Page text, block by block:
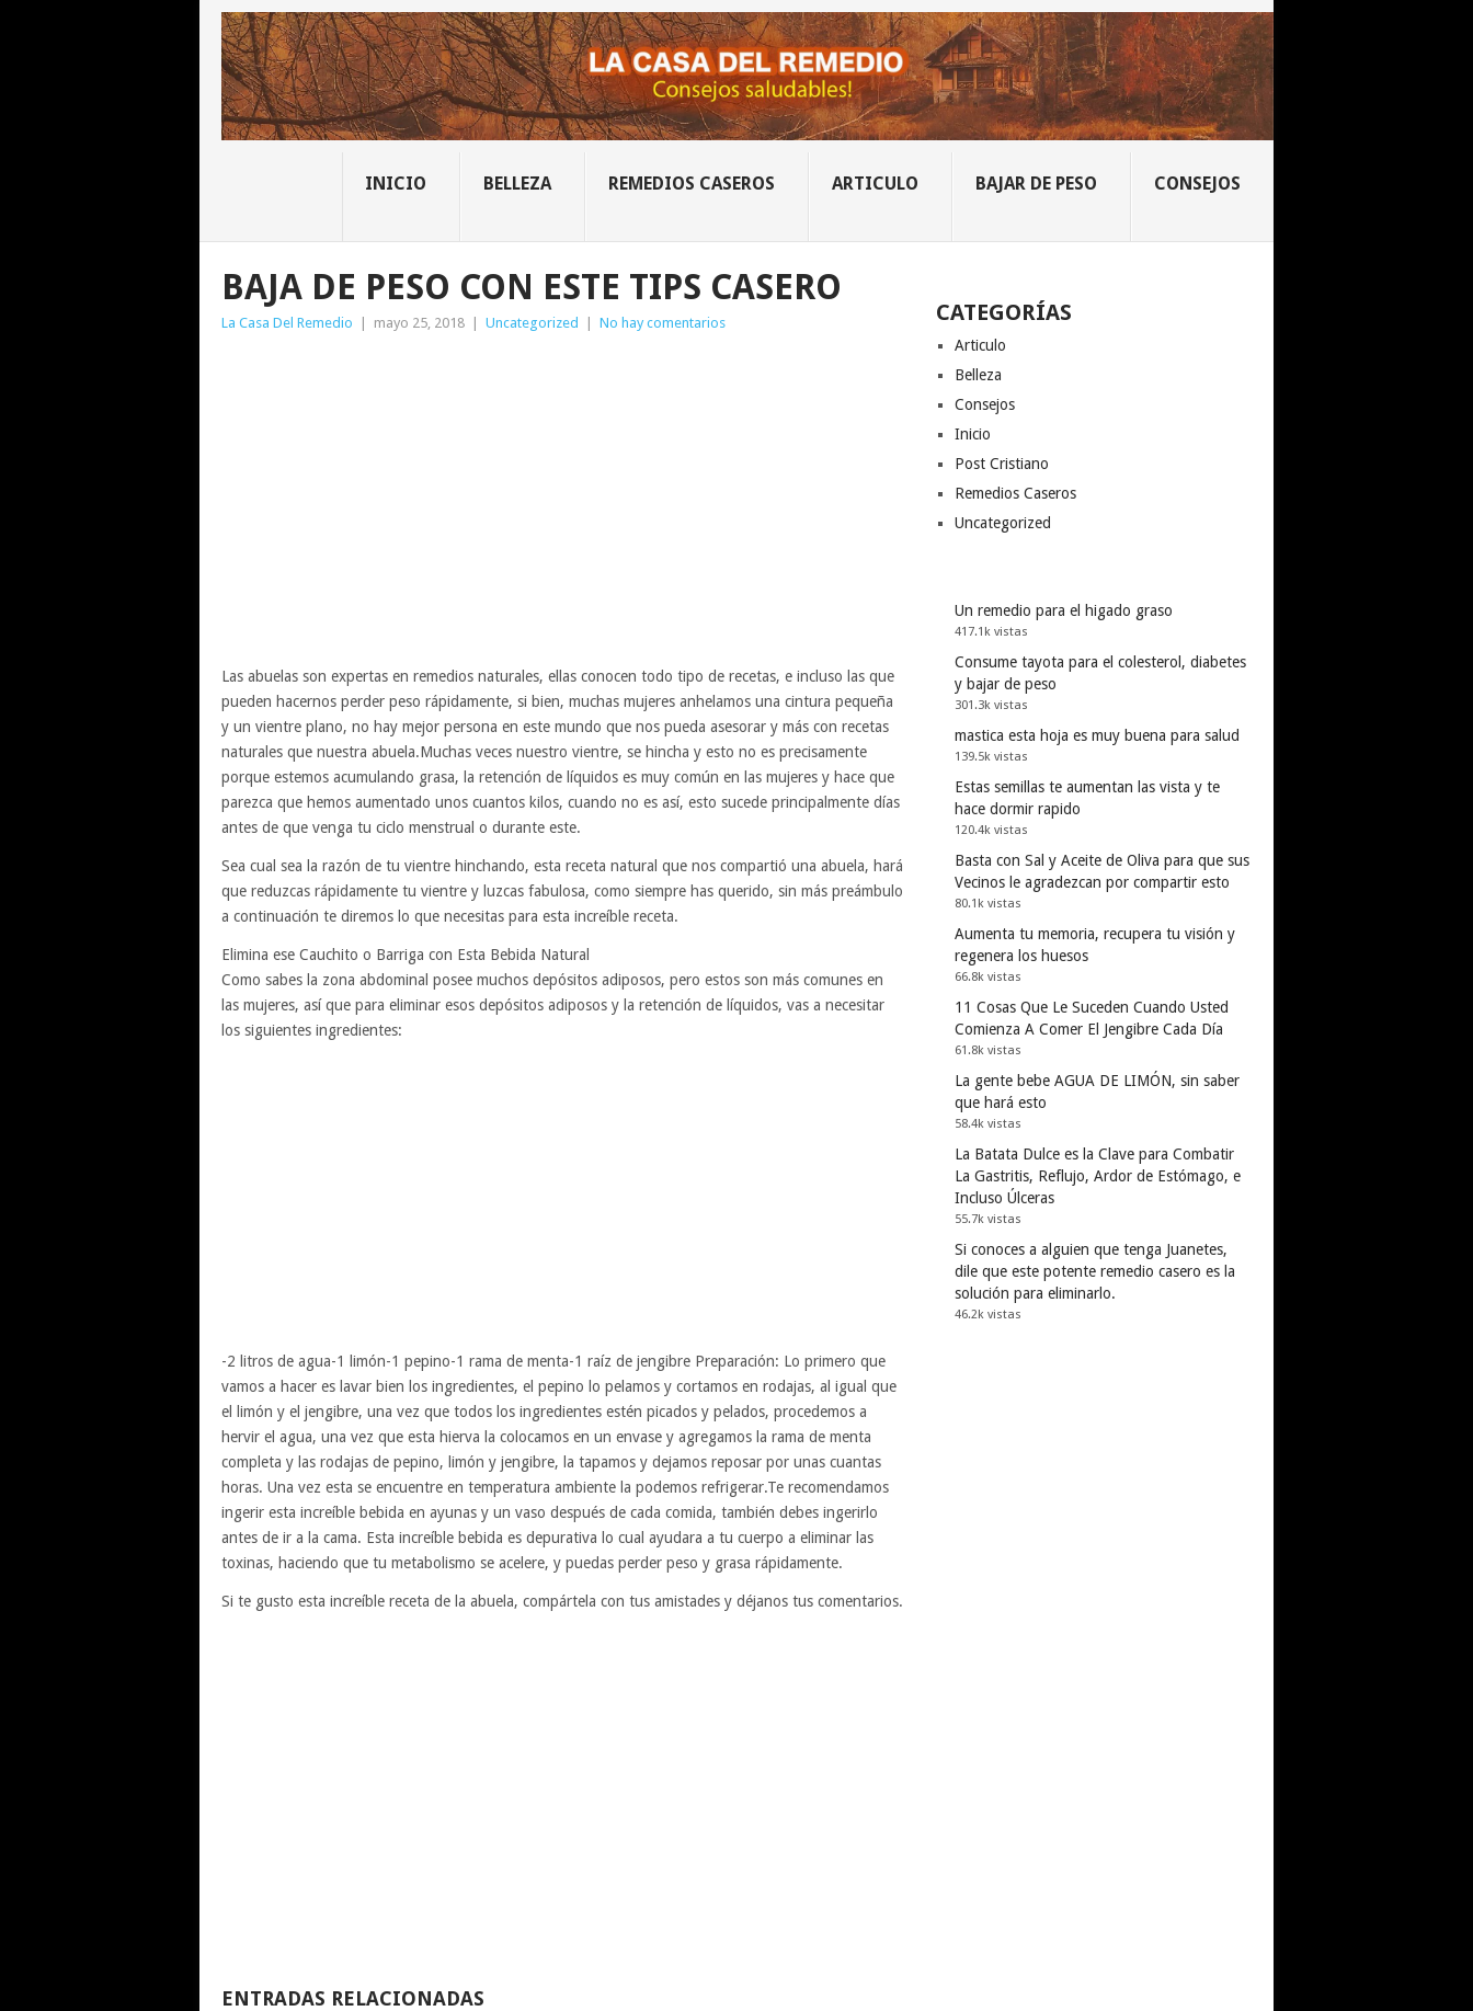
INICIO BELLEZA REMEDIOS CASEROS ARTICULO BAJAR DE PESO CONSEJOS
BAJA DE PESO CON ESTE TIPS CASERO
La Casa Del Remedio | mayo 25, 2018 | Uncategorized | No hay comentarios
Las abuelas son expertas en remedios naturales, ellas conocen todo tipo de recetas, e incluso las que
pueden hacernos perder peso rápidamente, si bien, muchas mujeres anhelamos una cintura pequeña
y un vientre plano, no hay mejor persona en este mundo que nos pueda asesorar y más con recetas
naturales que nuestra abuela.Muchas veces nuestro vientre, se hincha y esto no es precisamente
porque estemos acumulando grasa, la retención de líquidos es muy común en las mujeres y hace que
parezca que hemos aumentado unos cuantos kilos, cuando no es así, esto sucede principalmente días
antes de que venga tu ciclo menstrual o durante este.
Sea cual sea la razón de tu vientre hinchando, esta receta natural que nos compartió una abuela, hará
que reduzcas rápidamente tu vientre y luzcas fabulosa, como siempre has querido, sin más preámbulo
a continuación te diremos lo que necesitas para esta increíble receta.
Elimina ese Cauchito o Barriga con Esta Bebida Natural
Como sabes la zona abdominal posee muchos depósitos adiposos, pero estos son más comunes en
las mujeres, así que para eliminar esos depósitos adiposos y la retención de líquidos, vas a necesitar
los siguientes ingredientes:
-2 litros de agua-1 limón-1 pepino-1 rama de menta-1 raíz de jengibre Preparación: Lo primero que
vamos a hacer es lavar bien los ingredientes, el pepino lo pelamos y cortamos en rodajas, al igual que
el limón y el jengibre, una vez que todos los ingredientes estén picados y pelados, procedemos a
hervir el agua, una vez que esta hierva la colocamos en un envase y agregamos la rama de menta
completa y las rodajas de pepino, limón y jengibre, la tapamos y dejamos reposar por unas cuantas
horas. Una vez esta se encuentre en temperatura ambiente la podemos refrigerar.Te recomendamos
ingerir esta increíble bebida en ayunas y un vaso después de cada comida, también debes ingerirlo
antes de ir a la cama. Esta increíble bebida es depurativa lo cual ayudara a tu cuerpo a eliminar las
toxinas, haciendo que tu metabolismo se acelere, y puedas perder peso y grasa rápidamente.
Si te gusto esta increíble receta de la abuela, compártela con tus amistades y déjanos tus comentarios.
ENTRADAS RELACIONADAS
CATEGORÍAS
Articulo
Belleza
Consejos
Inicio
Post Cristiano
Remedios Caseros
Uncategorized
Un remedio para el higado graso
417.1k vistas
Consume tayota para el colesterol, diabetes
y bajar de peso
301.3k vistas
mastica esta hoja es muy buena para salud
139.5k vistas
Estas semillas te aumentan las vista y te
hace dormir rapido
120.4k vistas
Basta con Sal y Aceite de Oliva para que sus
Vecinos le agradezcan por compartir esto
80.1k vistas
Aumenta tu memoria, recupera tu visión y
regenera los huesos
66.8k vistas
11 Cosas Que Le Suceden Cuando Usted
Comienza A Comer El Jengibre Cada Día
61.8k vistas
La gente bebe AGUA DE LIMÓN, sin saber
que hará esto
58.4k vistas
La Batata Dulce es la Clave para Combatir
La Gastritis, Reflujo, Ardor de Estómago, e
Incluso Úlceras
55.7k vistas
Si conoces a alguien que tenga Juanetes,
dile que este potente remedio casero es la
solución para eliminarlo.
46.2k vistas